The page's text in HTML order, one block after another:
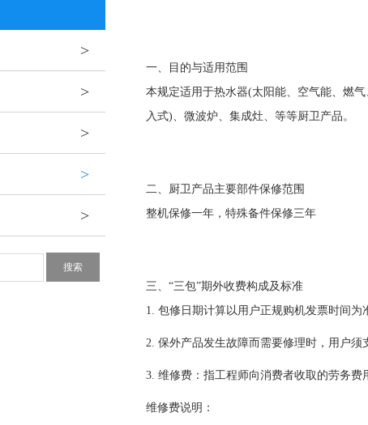
>
>
>
>
>
一、目的与适用范围
本规定适用于热水器(太阳能、空气能、燃
入式)、微波炉、集成灶、等等厨卫产品。
二、厨卫产品主要部件保修范围
整机保修一年，特殊备件保修三年
三、“三包”期外收费构成及标准
1. 包修日期计算以用户正规购机发票时间
2. 保外产品发生故障而需要修理时，用户须
3. 维修费：指工程师向消费者收取的劳务费
维修费说明：